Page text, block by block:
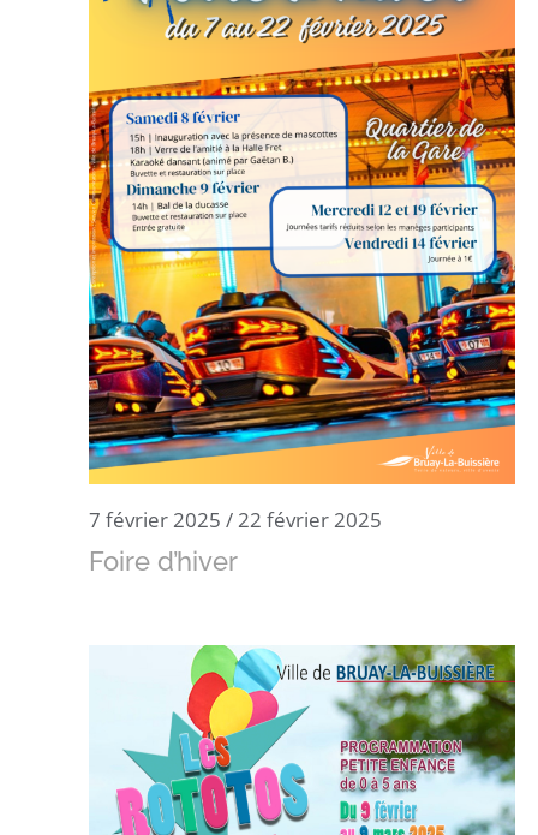
7 février 2025 /22 février 2025
Foire d’hiver